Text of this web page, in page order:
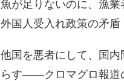
魚が足りないのに、漁
外国人受入れ政策の矛盾
他国を悪者にして、国内
らす――クロマグロ報道